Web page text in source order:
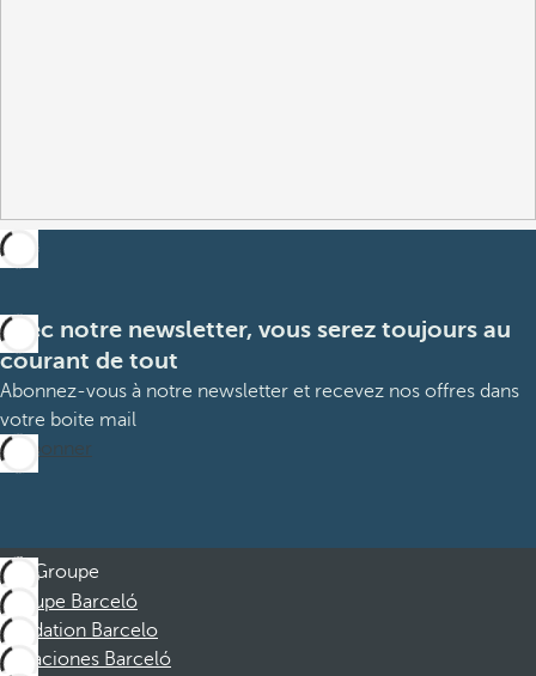
Avec notre newsletter, vous serez toujours au
courant de tout
Abonnez-vous à notre newsletter et recevez nos offres dans
votre boite mail
M’abonner
Groupe
Groupe Barceló
Fondation Barcelo
Vacaciones Barceló